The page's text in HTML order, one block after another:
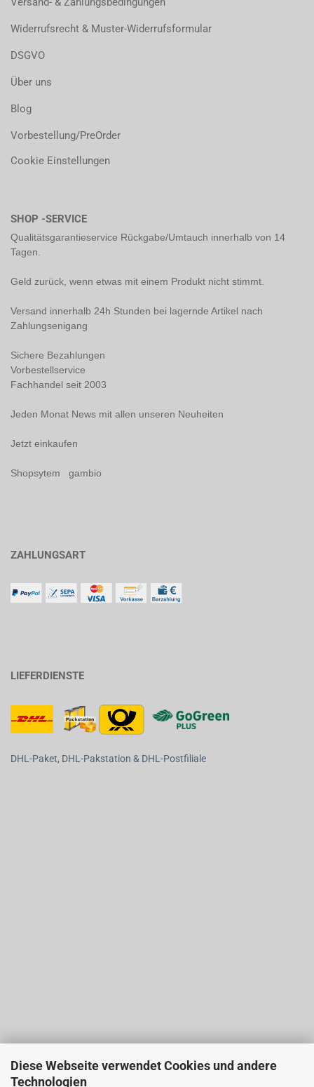
Diese Webseite verwendet Cookies und andere
Technologien
Widerrufsrecht & Muster-Widerrufsformular
DSGVO
Über uns
Blog
Vorbestellung/PreOrder
Cookie Einstellungen
SHOP -SERVICE
Qualitätsgarantieservice Rückgabe/Umtauch innerhalb von 14
Tagen.
Geld zurück, wenn etwas mit einem Produkt nicht stimmt.
Versand innerhalb 24h Stunden bei lagernde Artikel nach
Zahlungsenigang
Sichere Bezahlungen
Vorbestellservice
Fachhandel seit 2003
Jeden Monat News mit allen unseren Neuheiten
Jetzt einkaufen
Shopsytem gambio
ZAHLUNGSART
LIEFERDIENSTE
DHL-Paket, DHL-Pakstation & DHL-Postfiliale